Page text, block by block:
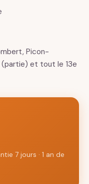
Picon-
(partie) et tout le 13e
7 jours · 1 an de